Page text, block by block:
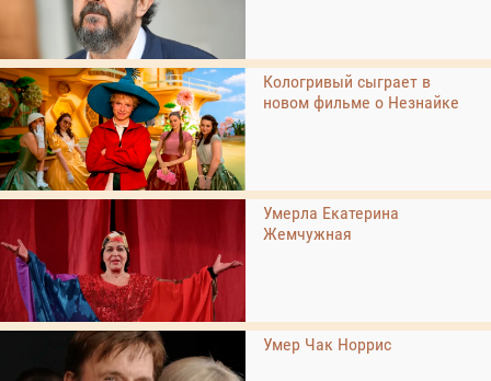
Кологривый сыграет в
новом фильме о Незнайке
Умерла Екатерина
Жемчужная
Умер Чак Норрис